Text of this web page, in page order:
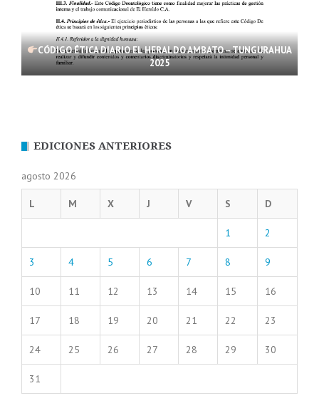
CÓDIGO ÉTICA DIARIO EL HERALDO AMBATO – TUNGURAHUA
2025
EDICIONES ANTERIORES
agosto 2026
L M X J V S D
1 2
3 4 5 6 7 8 9
10 11 12 13 14 15 16
17 18 19 20 21 22 23
24 25 26 27 28 29 30
31